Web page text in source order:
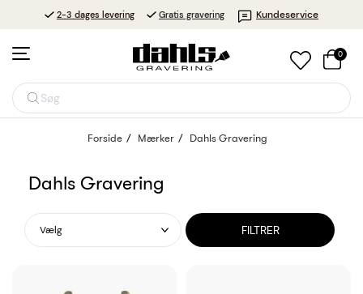
2-3 dages levering Gratis gravering Kundeservice
Søg
0
Forside Mærker Dahls Gravering
Dahls Gravering
Vælg FILTRER